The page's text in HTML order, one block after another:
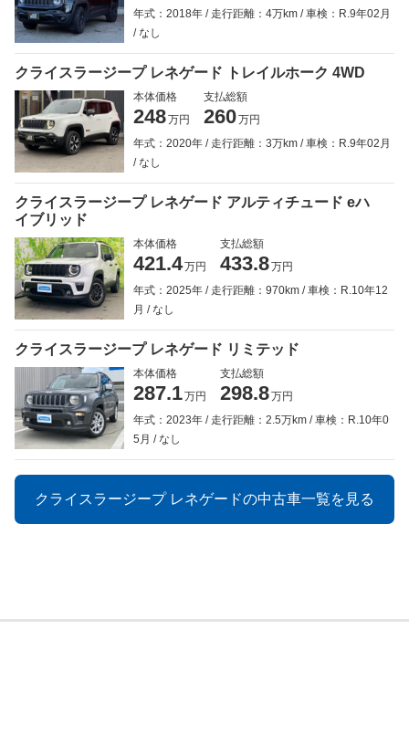
年式：2018年
走行距離：4万km
車検：R.9年02月
なし
クライスラージープ レネゲード トレイルホーク 4WD
本体価格
248万円
支払総額
260万円
年式：2020年
走行距離：3万km
車検：R.9年02月
なし
クライスラージープ レネゲード アルティチュード eハ
イブリッド
本体価格
421.4万円
支払総額
433.8万円
年式：2025年
走行距離：970km
車検：R.10年12
月
なし
クライスラージープ レネゲード リミテッド
本体価格
287.1万円
支払総額
298.8万円
年式：2023年
走行距離：2.5万km
車検：R.10年0
5月
なし
クライスラージープ レネゲードの中古車一覧を見る